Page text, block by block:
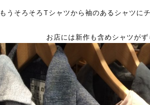
もうそろそろTシャツから袖のあるシャツに
お店には新作も含めシャツが